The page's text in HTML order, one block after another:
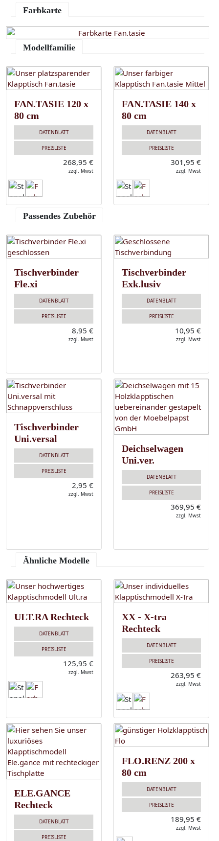
Farbkarte
Modellfamilie
FAN.TASIE 120 x
80 cm
DATENBLATT
PREISLISTE
268,95 €
zzgl. Mwst
FAN.TASIE 140 x
80 cm
DATENBLATT
PREISLISTE
301,95 €
zzgl. Mwst
Passendes Zubehör
Tischverbinder
Fle.xi
DATENBLATT
PREISLISTE
8,95 €
zzgl. Mwst
Tischverbinder
Exk.lusiv
DATENBLATT
PREISLISTE
10,95 €
zzgl. Mwst
Tischverbinder
Uni.versal
DATENBLATT
PREISLISTE
2,95 €
zzgl. Mwst
Deichselwagen
Uni.ver.
DATENBLATT
PREISLISTE
369,95 €
zzgl. Mwst
Ähnliche Modelle
ULT.RA Rechteck
DATENBLATT
PREISLISTE
125,95 €
zzgl. Mwst
XX - X-tra
Rechteck
DATENBLATT
PREISLISTE
263,95 €
zzgl. Mwst
ELE.GANCE
Rechteck
DATENBLATT
PREISLISTE
FLO.RENZ 200 x
80 cm
DATENBLATT
PREISLISTE
189,95 €
zzgl. Mwst